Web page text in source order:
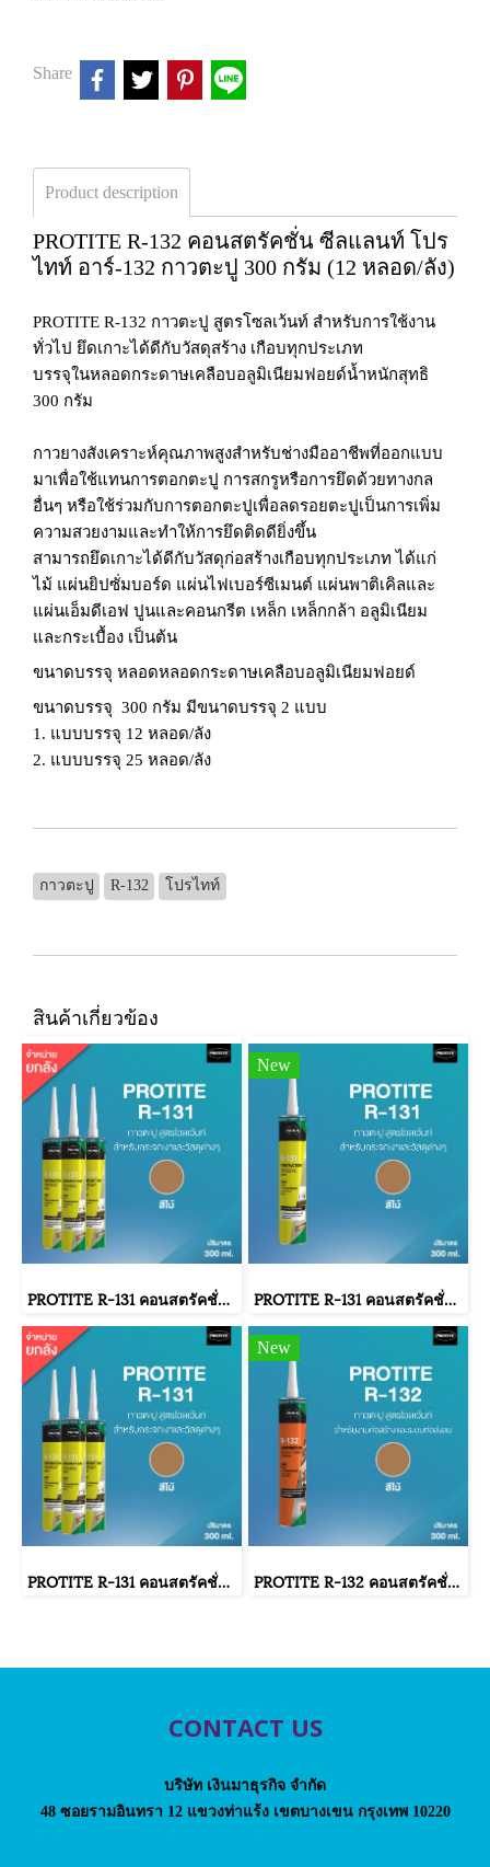
Share
Product description
PROTITE R-132 คอนสตรัคชั่น ซีลแลนท์ โปร
ไทท์ อาร์-132 กาวตะปู 300 กรัม (12 หลอด/ลัง)
PROTITE R-132 กาวตะปู สูตรโซลเว้นท์ สำหรับการใช้งาน
ทั่วไป ยึดเกาะได้ดีกับวัสดุสร้าง เกือบทุกประเภท
บรรจุในหลอดกระดาษเคลือบอลูมิเนียมฟอยด์น้ำหนักสุทธิ
300 กรัม
กาวยางสังเคราะห์คุณภาพสูงสำหรับช่างมืออาชีพที่ออกแบบ
มาเพื่อใช้แทนการตอกตะปู การสกรูหรือการยึดด้วยทางกล
อื่นๆ หรือใช้ร่วมกับการตอกตะปูเพื่อลดรอยตะปูเป็นการเพิ่ม
ความสวยงามและทำให้การยึดติดดียิ่งขึ้น
สามารถยึดเกาะได้ดีกับวัสดุก่อสร้างเกือบทุกประเภท ได้แก่
ไม้ แผ่นยิปซั่มบอร์ด แผ่นไฟเบอร์ซีเมนต์ แผ่นพาติเคิลและ
แผ่นเอ็มดีเอฟ ปูนและคอนกรีต เหล็ก เหล็กกล้า อลูมิเนียม
และกระเบื้อง เป็นต้น
ขนาดบรรจุ หลอดหลอดกระดาษเคลือบอลูมิเนียมฟอยด์
ขนาดบรรจุ 300 กรัม มีขนาดบรรจุ 2 แบบ
1. แบบบรรจุ 12 หลอด/ลัง
2. แบบบรรจุ 25 หลอด/ลัง
กาวตะปู R-132 โปรไทท์
สินค้าเกี่ยวข้อง
PROTITE R-131 คอนสตรัคชั่น ซีลแลนท์ โปรไทท์ อาร์-131 กาวตะปู 300 กรัม (12 หลอด/ลัง)
New
PROTITE R-131 คอนสตรัคชั่น ซีลแลนท์ โปรไทท์ อาร์-131 กาวตะปู 300 ml.
PROTITE R-131 คอนสตรัคชั่น ซีลแลนท์ โปรไทท์ อาร์-131 กาวตะปู 300 ml. (25 หลอด/ลัง)
New
PROTITE R-132 คอนสตรัคชั่น ซีลแลนท์ โปรไทท์ อาร์-132 กาวตะปู 300 ml.
CONTACT US
บริษัท เงินมาธุรกิจ จำกัด
48 ซอยรามอินทรา 12 แขวงท่าแร้ง เขตบางเขน กรุงเทพ 10220